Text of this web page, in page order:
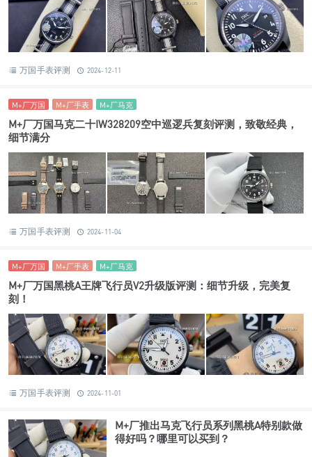
万国手表评测 2024-12-11
M+厂万国 M+厂手表 M+厂马克
M+厂万国马克二十IW328209空中巡逻兵复刻评测，致敬经典，
细节满分
万国手表评测 2024-11-04
M+厂万国 M+厂手表 M+厂马克
M+厂万国黑桃A王牌飞行员V2升级版评测：细节升级，完美复
刻！
万国手表评测 2024-11-01
M+厂推出马克飞行员系列黑桃A特别款做
得好吗？哪里可以买到？